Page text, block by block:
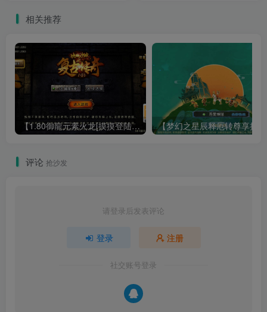
相关推荐
【1.80御龍元素火龙[摸摸登陆器]】战神引擎WIN服务端+GM工具+充值后台+双端+架设教程
评论 抢沙发
请登录后发表评论
登录 注册
社交账号登录